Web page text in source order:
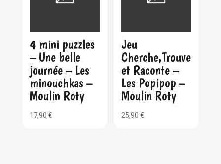
4 mini puzzles
– Une belle
journée – Les
minouchkas –
Moulin Roty
17,90 €
Jeu
Cherche,Trouve
et Raconte –
Les Popipop –
Moulin Roty
25,90€